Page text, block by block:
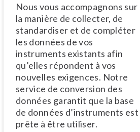
Nous vous ac­com­pag­nons sur
la manière de collecter, de
stan­dar­di­ser et de compléter
les données de vos
instruments existants afin
qu’elles répondent à vos
nouvelles exigences. Notre
service de conversion des
données garantit que la base
de données d’ins­tru­ments est
prête à être utiliser.